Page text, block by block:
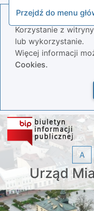
Przejdź do menu
Nasza strona
Korzystanie z
lub wykorzystanie.
Więcej informacji
Cookies.
Urząd
A